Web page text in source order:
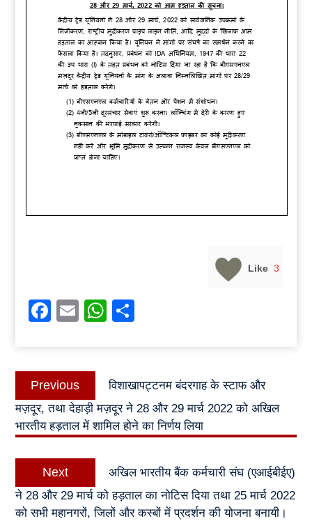
Like 3
Facebook
EmailWhatsApp
Post
navigation
Previous
Previous
post:
विशाखापट्टनम बंदरगाह के स्टाफ और
मज़दूर, तथा देहाड़ी मज़दूर ने 28 और 29 मार्च 2022 को अखिल
भारतीय हड़ताल में शामिल होने का निर्णय लिया
Next
Next
post:
अखिल भारतीय बैंक कर्मचारी संघ (एआईबीईए)
ने 28 और 29 मार्च को हड़ताल का नोटिस दिया तथा 25 मार्च 2022
को सभी महानगरों, जिलों और कस्बों में प्रदर्शन की योजना बनायी।